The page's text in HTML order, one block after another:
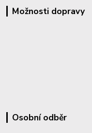
Možnosti dopravy
Osobní odběr